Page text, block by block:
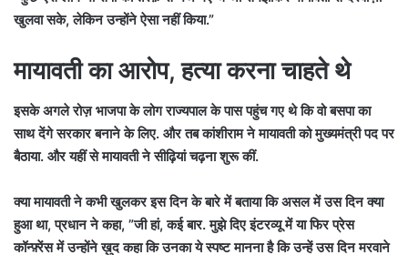
खुलवा सके, लेकिन उन्होंने ऐसा नहीं किया.”
मायावती का आरोप, हत्या करना चाहते थे
इसके अगले रोज़ भाजपा के लोग राज्यपाल के पास पहुंच गए थे कि वो बसपा का
साथ देंगे सरकार बनाने के लिए. और तब कांशीराम ने मायावती को मुख्यमंत्री पद पर
बैठाया. और यहीं से मायावती ने सीढ़ियां चढ़ना शुरू कीं.
क्या मायावती ने कभी खुलकर इस दिन के बारे में बताया कि असल में उस दिन क्या
हुआ था, प्रधान ने कहा, ”जी हां, कई बार. मुझे दिए इंटरव्यू में या फिर प्रेस
कॉन्फ़्रेंस में उन्होंने ख़ुद कहा कि उनका ये स्पष्ट मानना है कि उन्हें उस दिन मरवाने